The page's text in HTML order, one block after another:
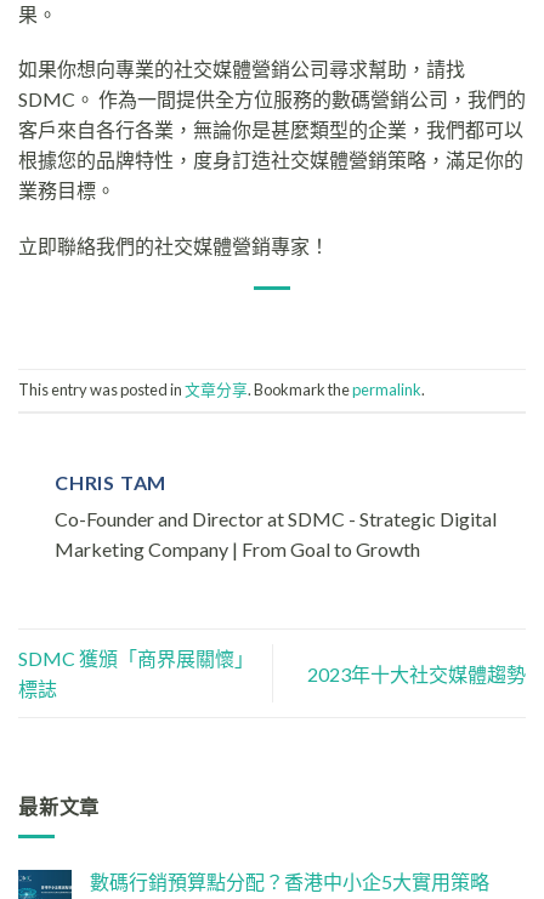
果。
如果你想向專業的社交媒體營銷公司尋求幫助，請找
SDMC。 作為一間提供全方位服務的數碼營銷公司，我們的
客戶來自各行各業，無論你是甚麼類型的企業，我們都可以
根據您的品牌特性，度身訂造社交媒體營銷策略，滿足你的
業務目標。
立即聯絡我們的社交媒體營銷專家！
This entry was posted in文章分享. Bookmark thepermalink.
CHRIS TAM
Co-Founder and Director at SDMC - Strategic Digital
Marketing Company | From Goal to Growth
SDMC 獲頒「商界展關懷」
標誌
2023年十大社交媒體趨勢
最新文章
數碼行銷預算點分配？香港中小企5大實用策略